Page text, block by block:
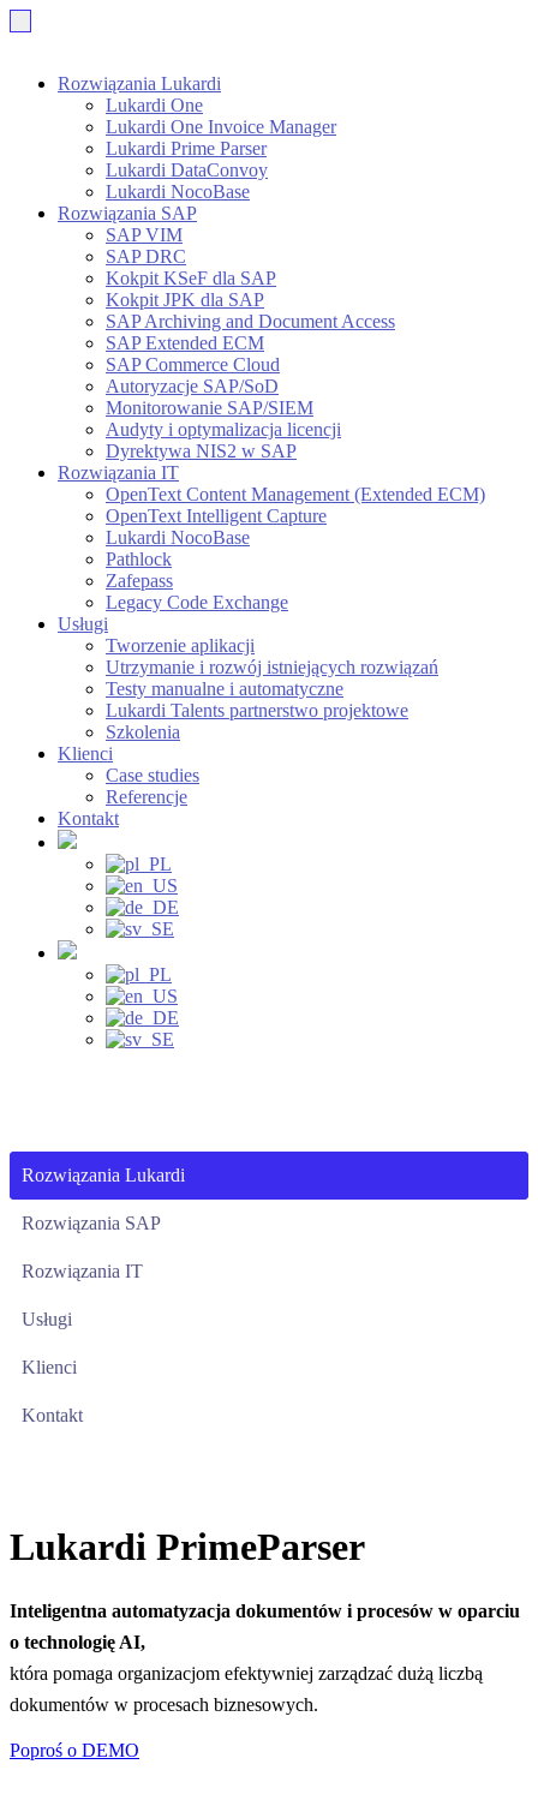
Rozwiązania Lukardi
Lukardi One
Lukardi One Invoice Manager
Lukardi Prime Parser
Lukardi DataConvoy
Lukardi NocoBase
Rozwiązania SAP
SAP VIM
SAP DRC
Kokpit KSeF dla SAP
Kokpit JPK dla SAP
SAP Archiving and Document Access
SAP Extended ECM
SAP Commerce Cloud
Autoryzacje SAP/SoD
Monitorowanie SAP/SIEM
Audyty i optymalizacja licencji
Dyrektywa NIS2 w SAP
Rozwiązania IT
OpenText Content Management (Extended ECM)
OpenText Intelligent Capture
Lukardi NocoBase
Pathlock
Zafepass
Legacy Code Exchange
Usługi
Tworzenie aplikacji
Utrzymanie i rozwój istniejących rozwiązań
Testy manualne i automatyczne
Lukardi Talents partnerstwo projektowe
Szkolenia
Klienci
Case studies
Referencje
Kontakt
Rozwiązania Lukardi
Rozwiązania SAP
Rozwiązania IT
Usługi
Klienci
Kontakt
Lukardi PrimeParser
Inteligentna automatyzacja dokumentów i procesów w oparciu
o technologię AI,
która pomaga organizacjom efektywniej zarządzać dużą liczbą
dokumentów w procesach biznesowych.
Poproś o DEMO